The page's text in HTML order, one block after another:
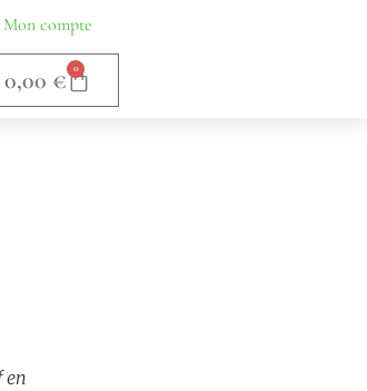
Mon compte
0,00 € 0
en